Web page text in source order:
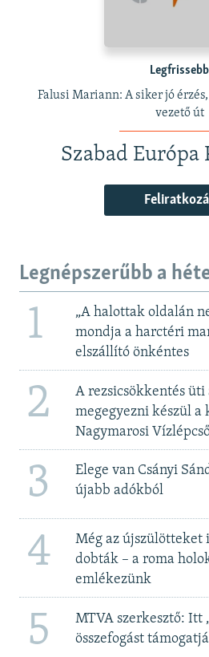
Legfrissebb
Falusi Mariann: A siker jó
vezető út
Szabad Európa
Legnépszerűbb a
1
„A halottak oldalán
mondja a harctéri
elszállító önkéntes
2
A rezsicsökkentés üti
megegyezni készül a
Nagymarosi
3
Elege van Csányi
újabb adókból
4
Még az újszülötteket
dobták – a roma
emlékezünk
5
MTVA szerkesztő: Itt
összefogást